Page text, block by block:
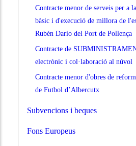
Contracte menor de serveis per a
bàsic i d'execució de millora de
Rubén Dario del Port de Pollença
Contracte de
electrònic i col·laboració al núvol
Contracte menor d'obres de
de Futbol d’Albercutx
Subvencions i beques
Fons Europeus